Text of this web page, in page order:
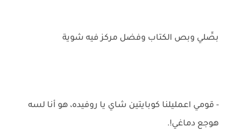
بصِّلي وبص الكتاب وفضل مركز فيه شوية
- قومي اعمليلنا كوبايتين شاي يا روفيده، هو أنا لسه
هوجع دماغي!.